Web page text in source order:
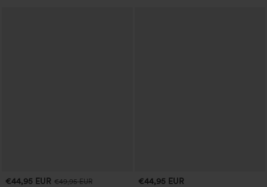
€44,95 EUR €49,95 EUR
€44,95 EUR